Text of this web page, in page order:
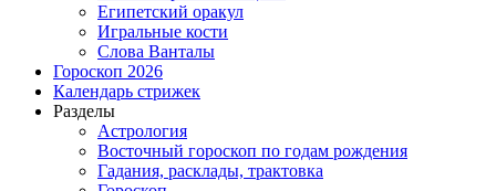
Египетский оракул
Игральные кости
Слова Ванталы
Гороскоп 2026
Календарь стрижек
Разделы
Астрология
Восточный гороскоп по годам рождения
Гадания, расклады, трактовка